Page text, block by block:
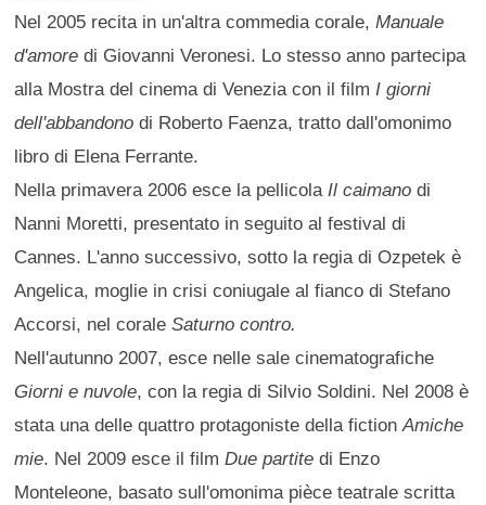
Nel 2005 recita in un'altra commedia corale,Manuale
d'amore di Giovanni Veronesi. Lo stesso anno partecipa
alla Mostra del cinema di Venezia con il film I giorni
dell'abbandono di Roberto Faenza, tratto dall'omonimo
libro di Elena Ferrante.
Nella primavera 2006 esce la pellicola Il caimano di
Nanni Moretti, presentato in seguito al festival di
Cannes. L'anno successivo, sotto la regia di Ozpetek è
Angelica, moglie in crisi coniugale al fianco di Stefano
Accorsi, nel coraleSaturno contro.
Nell'autunno 2007, esce nelle sale cinematografiche
Giorni e nuvole, con la regia di Silvio Soldini. Nel 2008 è
stata una delle quattro protagoniste della fictionAmiche
mie. Nel 2009 esce il filmDue partite di Enzo
Monteleone, basato sull'omonima pièce teatrale scritta